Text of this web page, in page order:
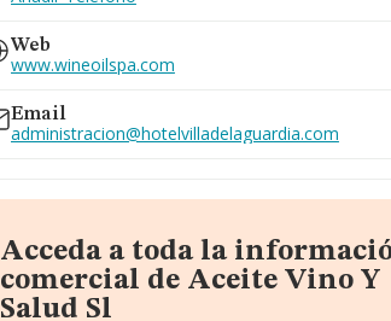
Web
www.wineoilspa.com
Email
administracion@hotelvilladelaguardia.com
Acceda a toda la
comercial de Aceite Vino Y
Salud Sl